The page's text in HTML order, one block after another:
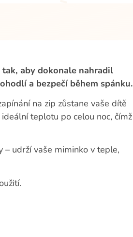
aby dokonale nahradil
a bezpečí během spánku.
na zip zůstane vaše dítě
teplotu po celou noc, čímž
– udrží vaše miminko v teple,